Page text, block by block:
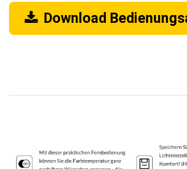
Download